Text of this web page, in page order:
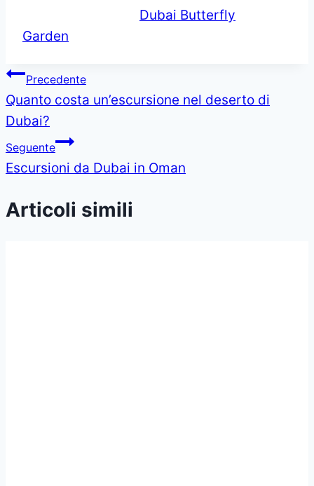
Dubai Butterfly
Garden
Navigazione
articoli
Precedente
Quanto costa un’escursione nel deserto di
Dubai?
Seguente
Escursioni da Dubai in Oman
Articoli simili